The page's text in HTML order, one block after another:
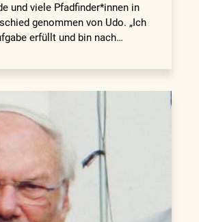
und viele Pfadfinder*innen in
genommen von Udo. „Ich
erfüllt und bin nach…